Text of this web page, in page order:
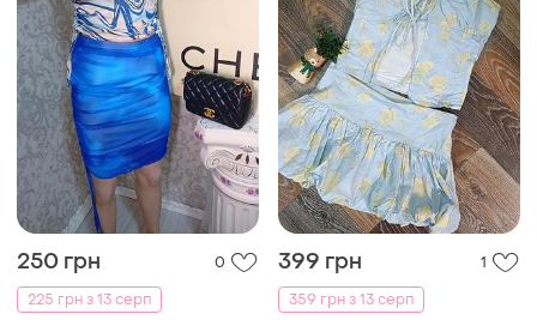
250 грн
0
225 грн з 13 серп
399 грн
1
359 грн з 13 серп